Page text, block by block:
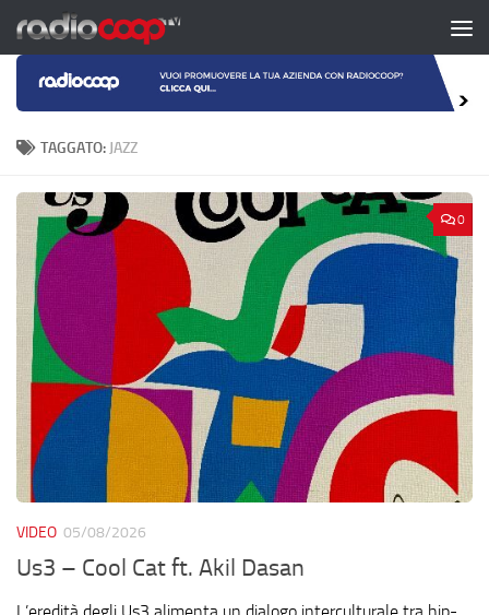
Salta al contenuto
TAGGATO: JAZZ
0
VIDEO 05/08/2026
Us3 – Cool Cat ft. Akil Dasan